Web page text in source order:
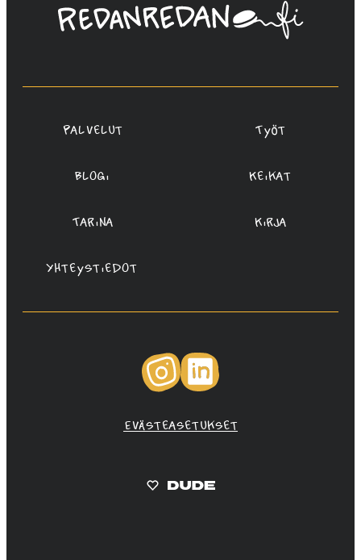
Linda
Saukko-
Oy
Palvelut Työt
Blogi Keikat
Tarina Kirja
Yhteystiedot
Instagram
Evästeasetukset